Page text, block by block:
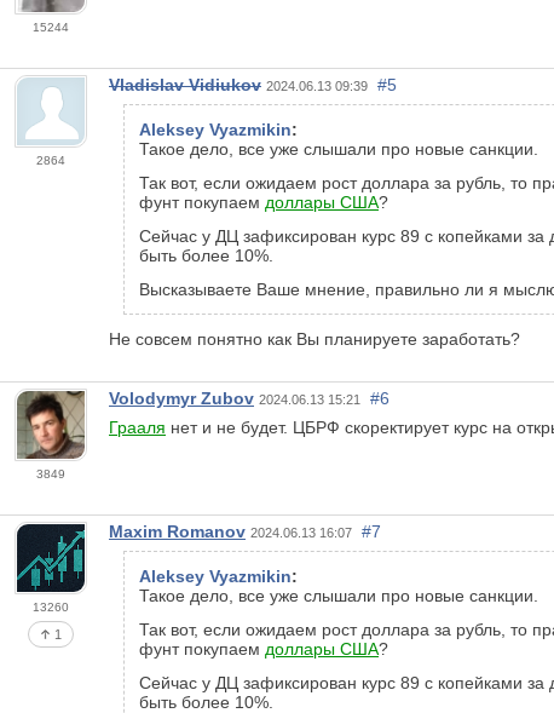
15244
2864
Vladislav Vidiukov 2024.06.13 09:39 #5
Aleksey Vyazmikin:
Такое дело, все уже слышали про новые санкции.
Так вот, если ожидаем рост доллара за рубль, то
фунт покупаем доллары США?
Сейчас у ДЦ зафиксирован курс 89 с копейками
быть более 10%.
Высказываете Ваше мнение, правильно ли я
Не совсем понятно как Вы планируете заработать?
3849
Volodymyr Zubov 2024.06.13 15:21
#6
Грааля нет и не будет. ЦБРФ скоректирует курс на
13260
1
Maxim Romanov 2024.06.13 16:07 #7
Aleksey Vyazmikin:
Такое дело, все уже слышали про новые санкции.
Так вот, если ожидаем рост доллара за рубль, то
фунт покупаем доллары США?
Сейчас у ДЦ зафиксирован курс 89 с копейками
быть более 10%.